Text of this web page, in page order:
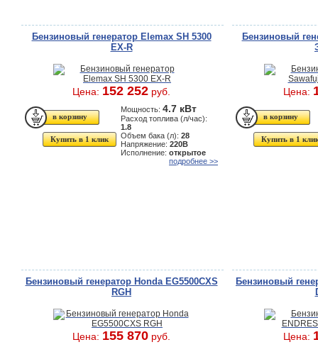
Бензиновый генератор Elemax SH 5300
EX-R
Цена: 152 252 руб.
Купить в 1 клик
Мощность: 4.7 кВт
Расход топлива (л/час):
1.8
Объем бака (л): 28
Напряжение: 220В
Исполнение: открытое
подробнее >>
Бензиновый
Цена:
Купить в 1
Бензиновый генератор Honda EG5500CXS
RGH
Цена: 155 870 руб.
Бензиновый
Цена: